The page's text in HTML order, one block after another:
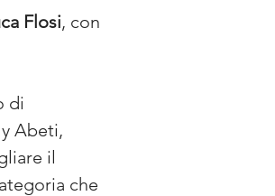
Flosi, con
di
Abeti,
il
che